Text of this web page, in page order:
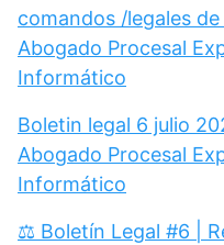
comandos /legales
Abogado Procesal
Informático
Boletin legal 6 julio
Abogado Procesal
Informático
⚖️ Boletín Legal #6 |